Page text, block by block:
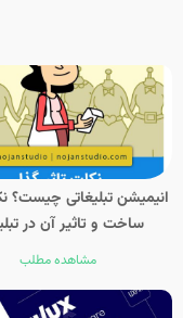
انیمیشن تبلیغاتی چیست؟
ساخت و تاثیر آن در
مشاهده مطلب